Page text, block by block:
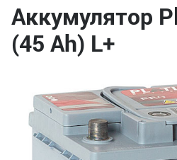
Аккумулятор
(45 Ah) L+